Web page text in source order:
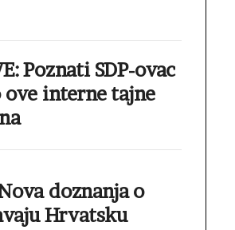
Poznati SDP-ovac
interne tajne
doznanja o
Hrvatsku